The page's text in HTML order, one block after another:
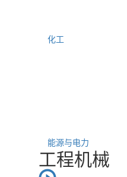
化工
能源与电力
工程机械